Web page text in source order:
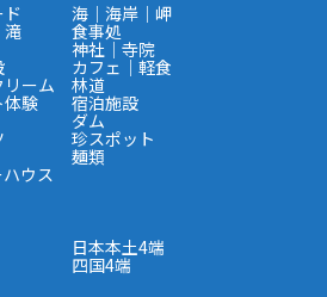
海｜海岸｜岬
滝 食事処
神社｜寺院
カフェ｜軽食
リーム 林道
体験 宿泊施設
ダム
珍スポット
麺類
ウス
日本本土4端
四国4端